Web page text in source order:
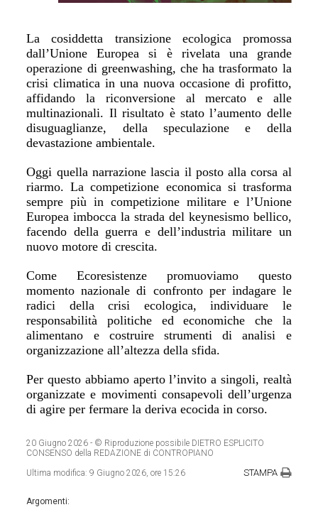
La cosiddetta transizione ecologica promossa
dall’Unione Europea si è rivelata una grande
operazione di greenwashing, che ha trasformato la
crisi climatica in una nuova occasione di profitto,
affidando la riconversione al mercato e alle
multinazionali. Il risultato è stato l’aumento delle
disuguaglianze, della speculazione e della
devastazione ambientale.
Oggi quella narrazione lascia il posto alla corsa al
riarmo. La competizione economica si trasforma
sempre più in competizione militare e l’Unione
Europea imbocca la strada del keynesismo bellico,
facendo della guerra e dell’industria militare un
nuovo motore di crescita.
Come Ecoresistenze promuoviamo questo
momento nazionale di confronto per indagare le
radici della crisi ecologica, individuare le
responsabilità politiche ed economiche che la
alimentano e costruire strumenti di analisi e
organizzazione all’altezza della sfida.
Per questo abbiamo aperto l’invito a singoli, realtà
organizzate e movimenti consapevoli dell’urgenza
di agire per fermare la deriva ecocida in corso.
20 Giugno 2026 - © Riproduzione possibile DIETRO ESPLICITO
CONSENSO della REDAZIONE di CONTROPIANO
Ultima modifica:9 Giugno 2026, ore 15:26 STAMPA
Argomenti: